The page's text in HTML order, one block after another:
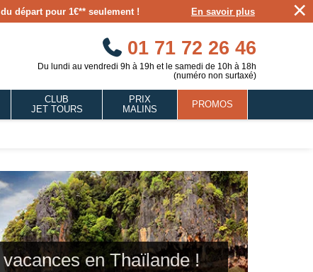
départ pour 1€** seulement ! En savoir plus ×
01 71 72 26 46
Du lundi au vendredi 9h à 19h et le samedi de 10h à 18h
(numéro non surtaxé)
CLUB
JET TOURS
PRIX
MALINS
PROMOS
en Thaïlande !